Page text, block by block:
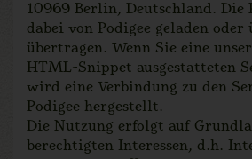
10969 Berlin, Deutschland. Die
dabei von Podigee geladen oder
übertragen. Wenn Sie eine
HTML-Snippet ausgestatteten
wird eine Verbindung zu den
Podigee hergestellt.
Die Nutzung erfolgt auf
berechtigten Interessen, d.h.